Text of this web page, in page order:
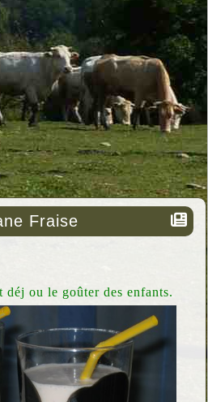
Fraise
ou le goûter des enfants.